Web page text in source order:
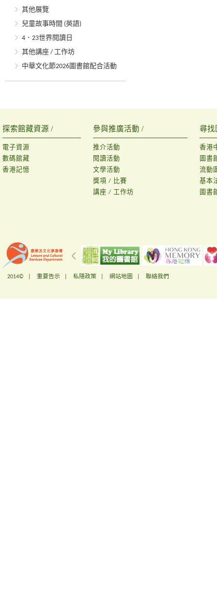
其他展覽
兒童故事時間 (英語)
4．23世界閱讀日
其他講座 / 工作坊
中華文化節2026圖書館配合活動
探索館藏資源 /
電子資源
數碼館藏
香港記憶
參與推廣活動 /
推介活動
閱讀活動
文學活動
獎項 / 比賽
講座 / 工作坊
尋找
香港
圖書
流動
基本
圖書
2014© | 重要告示 私隱政策 網站地圖 聯絡我們